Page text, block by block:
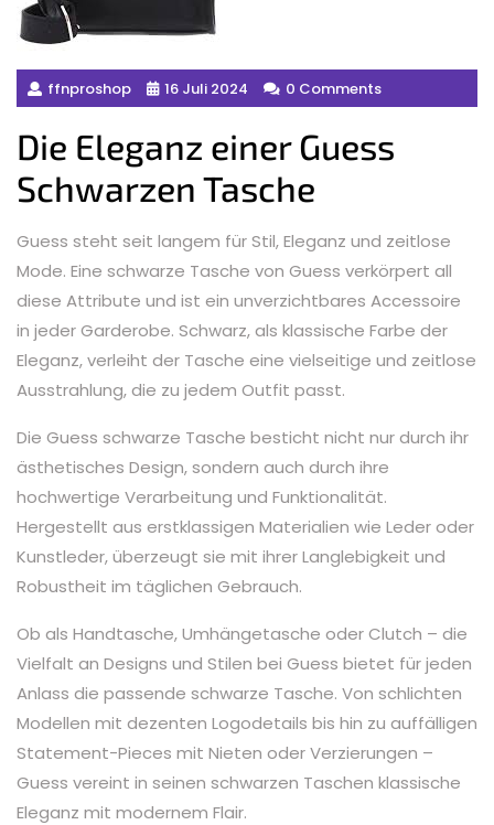
ffnproshop 16 Juli 2024 0 Comments
Die Eleganz einer Guess
Schwarzen Tasche
Guess steht seit langem für Stil, Eleganz und zeitlose
Mode. Eine schwarze Tasche von Guess verkörpert all
diese Attribute und ist ein unverzichtbares Accessoire
in jeder Garderobe. Schwarz, als klassische Farbe der
Eleganz, verleiht der Tasche eine vielseitige und zeitlose
Ausstrahlung, die zu jedem Outfit passt.
Die Guess schwarze Tasche besticht nicht nur durch ihr
ästhetisches Design, sondern auch durch ihre
hochwertige Verarbeitung und Funktionalität.
Hergestellt aus erstklassigen Materialien wie Leder oder
Kunstleder, überzeugt sie mit ihrer Langlebigkeit und
Robustheit im täglichen Gebrauch.
Ob als Handtasche, Umhängetasche oder Clutch – die
Vielfalt an Designs und Stilen bei Guess bietet für jeden
Anlass die passende schwarze Tasche. Von schlichten
Modellen mit dezenten Logodetails bis hin zu auffälligen
Statement-Pieces mit Nieten oder Verzierungen –
Guess vereint in seinen schwarzen Taschen klassische
Eleganz mit modernem Flair.